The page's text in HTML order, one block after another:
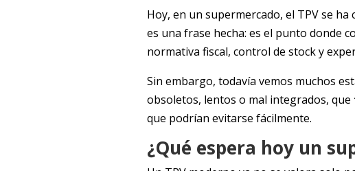
Hoy, en un supermercado, el TPV se ha
es una frase hecha: es el punto donde
normativa fiscal, control de stock y
Sin embargo, todavía vemos muchos
obsoletos, lentos o mal integrados, que
que podrían evitarse fácilmente.
¿Qué espera hoy un